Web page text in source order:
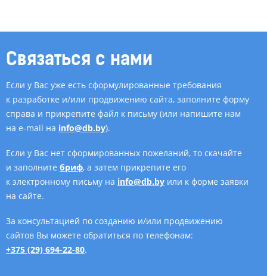
Связаться с нами
Если у Вас уже есть сформулированные требования
к разработке и/или продвижению сайта, заполните форму
справа и прикрепите файл к письму (или напишите нам
на e-mail на info@db.by).
Если у Вас нет сформированных пожеланий, то скачайте
и заполните бриф, а затем прикрепите его
к электронному письму на info@db.by или к форме заявки
на сайте.
За консультацией по созданию и/или продвижению
сайтов Вы можете обратиться по телефонам:
+375 (29) 694-22-80.